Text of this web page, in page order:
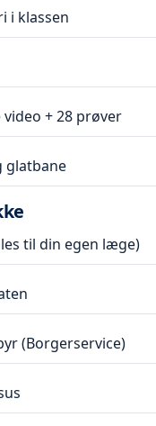
i klassen
+ 28 prøver
glatbane
til din egen læge)
(Borgerservice)